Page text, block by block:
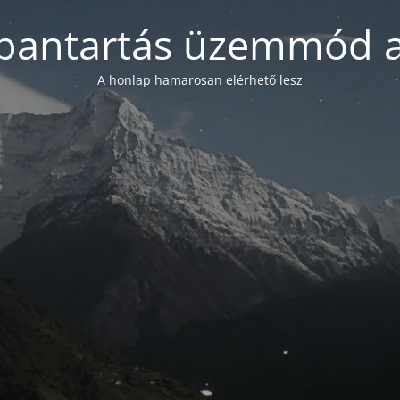
üzemmód
A honlap hamarosan elérhető lesz